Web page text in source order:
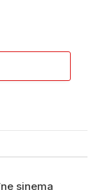
sinema